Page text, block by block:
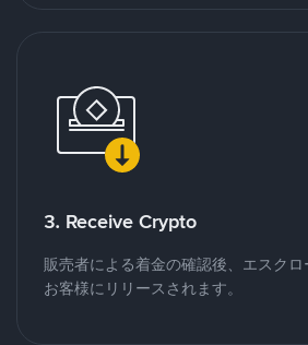
3. Receive Crypto
販売者による着金の確認後、エスク
お客様にリリースされます。